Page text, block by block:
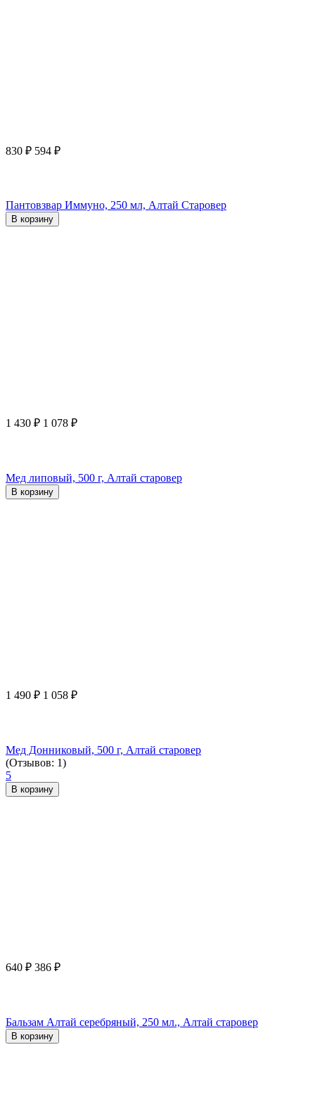
830 ₽ 594 ₽
Пантовзвар Иммуно, 250 мл, Алтай Старовер
В корзину
1 430 ₽ 1 078 ₽
Мед липовый, 500 г, Алтай старовер
В корзину
1 490 ₽ 1 058 ₽
Мед Донниковый, 500 г, Алтай старовер
(Отзывов: 1)
5
В корзину
640 ₽ 386 ₽
Бальзам Алтай серебряный, 250 мл., Алтай старовер
В корзину